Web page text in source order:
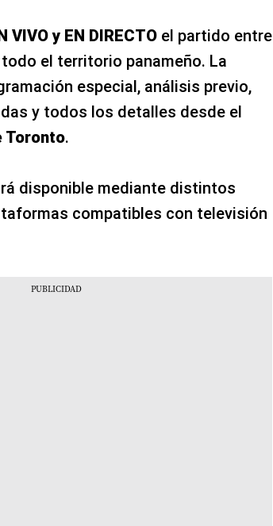
VIVO y EN DIRECTOel partido entre
el territorio panameño. La
especial, análisis previo,
y todos los detalles desde el
Toronto.
disponible mediante distintos
compatibles con televisión